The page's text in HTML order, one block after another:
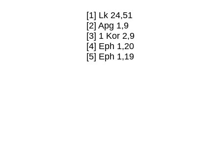
[1] Lk 24,51
[2] Apg 1,9
[3] 1 Kor 2,9
[4] Eph 1,20
[5] Eph 1,19